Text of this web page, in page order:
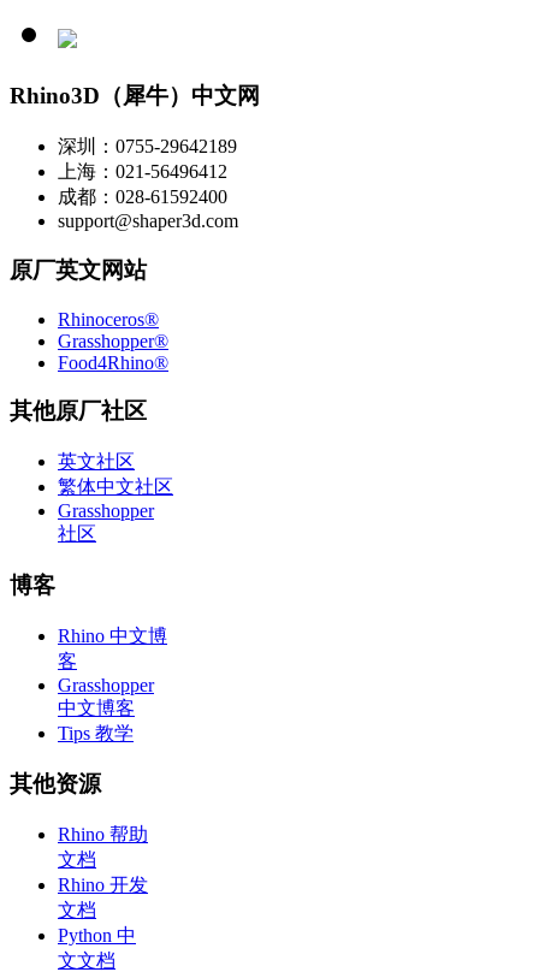
Rhino3D（犀牛）中文网
深圳：0755-29642189
上海：021-56496412
成都：028-61592400
support@shaper3d.com
原厂英文网站
Rhinoceros®
Grasshopper®
Food4Rhino®
其他原厂社区
英文社区
繁体中文社区
Grasshopper
社区
博客
Rhino 中文博
客
Grasshopper
中文博客
Tips 教学
其他资源
Rhino 帮助
文档
Rhino 开发
文档
Python 中
文文档